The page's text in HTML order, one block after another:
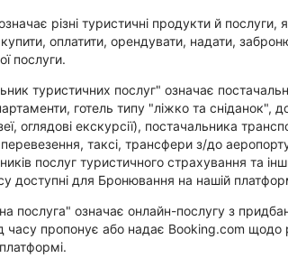
різні туристичні продукти й
оплатити, орендувати, надати,
послуги.
туристичних послуг" означає
готель типу "ліжко та сніданок",
оглядові екскурсії), постачальника
перевезення, таксі, трансфери з/до
послуг туристичного страхування та
доступні для Бронювання на нашій
послуга" означає онлайн-послугу з
часу пропонує або надає Booking.com щодо